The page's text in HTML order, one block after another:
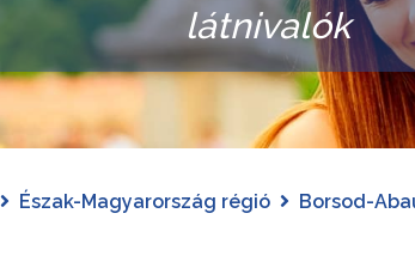
látnivalók
Észak-Magyarország régió Borsod-